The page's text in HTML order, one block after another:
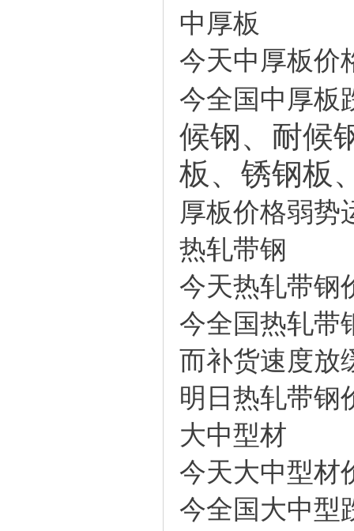
中厚板
今天中厚板价
今全国中厚板
候钢、 耐候
板 、 锈钢板
厚板价格弱势
热轧带钢
今天热轧带钢
今全国热轧带
而补货速度放
明日热轧带钢
大中型材
今天大中型材
今全国大中型